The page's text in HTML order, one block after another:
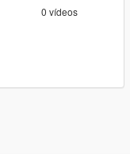
0 vídeos